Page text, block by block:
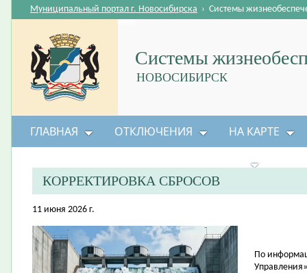
Системы
НОВОСИБИРСК
Муниципальный портал г. Новосибирска › Системы
ГЛАВНАЯ ОТКЛЮЧЕНИЯ НА КАРТЕ
КОРРЕКТИРОВКА СБРОСОВ
11 июня 2026 г.
По